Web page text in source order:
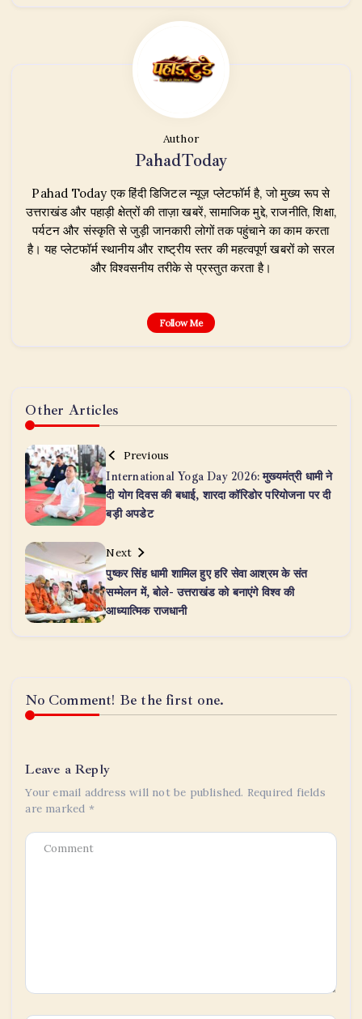
Author
PahadToday
Pahad Today एक हिंदी डिजिटल न्यूज़ प्लेटफॉर्म है, जो मुख्य रूप से
उत्तराखंड और पहाड़ी क्षेत्रों की ताज़ा खबरें, सामाजिक मुद्दे, राजनीति, शिक्षा,
पर्यटन और संस्कृति से जुड़ी जानकारी लोगों तक पहुंचाने का काम करता
है। यह प्लेटफॉर्म स्थानीय और राष्ट्रीय स्तर की महत्वपूर्ण खबरों को सरल
और विश्वसनीय तरीके से प्रस्तुत करता है।
Follow Me
Other Articles
Previous
International Yoga Day 2026: मुख्यमंत्री धामी ने
दी योग दिवस की बधाई, शारदा कॉरिडोर परियोजना पर दी
बड़ी अपडेट
Next
पुष्कर सिंह धामी शामिल हुए हरि सेवा आश्रम के संत
सम्मेलन में, बोले- उत्तराखंड को बनाएंगे विश्व की
आध्यात्मिक राजधानी
No Comment! Be the first one.
Leave a Reply
Your email address will not be published. Required fields
are marked *